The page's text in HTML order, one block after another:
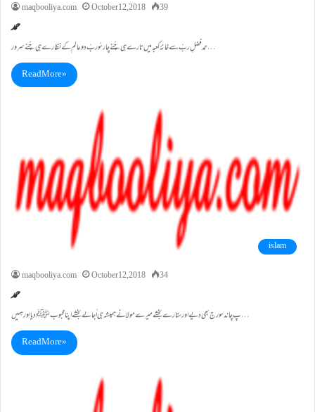
maqbooliya.com
October 12, 2018 39
حمد
حمد فضلِ ربّ سے خانۂ کعبہ میں تارے ہی چُنے چار سُو ربِّ دو عالم کے نظارے ہی چُنے سرور…
Read More »
islam
maqbooliya.com
October 12, 2018 34
حمد
پ چاند سورج بھی دیے اور ستارے بخشے میرے مولا نے ہمیشہ ہی اُجالے بخشے اپنا محبوبﷺ دیا اور ہمیں…
Read More »